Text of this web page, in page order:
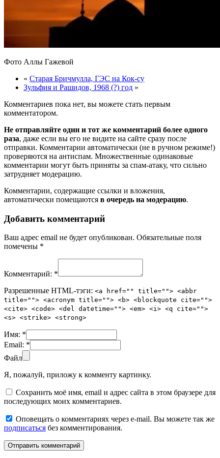
Фото Аллы Гажевой
« Старая Бричмулла, ГЭС на Кок-су
Зульфия и Рашидов, 1968 (?) год »
Комментариев пока нет, вы можете стать первым
комментатором.
Не отправляйте один и тот же комментарий более одного
раза, даже если вы его не видите на сайте сразу после
отправки. Комментарии автоматически (не в ручном режиме!)
проверяются на антиспам. Множественные одинаковые
комментарии могут быть приняты за спам-атаку, что сильно
затрудняет модерацию.
Комментарии, содержащие ссылки и вложения,
автоматически помещаются в очередь на модерацию.
Добавить комментарий
Ваш адрес email не будет опубликован. Обязательные поля
помечены *
Комментарий: *
Разрешенные HTML-тэги: <a href="" title=""> <abbr
title=""> <acronym title=""> <b> <blockquote cite="">
<cite> <code> <del datetime=""> <em> <i> <q cite="">
<s> <strike> <strong>
Имя: *
Email: *
Файл
Я, пожалуй, приложу к комменту картинку.
Сохранить моё имя, email и адрес сайта в этом браузере для
последующих моих комментариев.
Оповещать о комментариях через e-mail. Вы можете так же
подписаться без комментирования.